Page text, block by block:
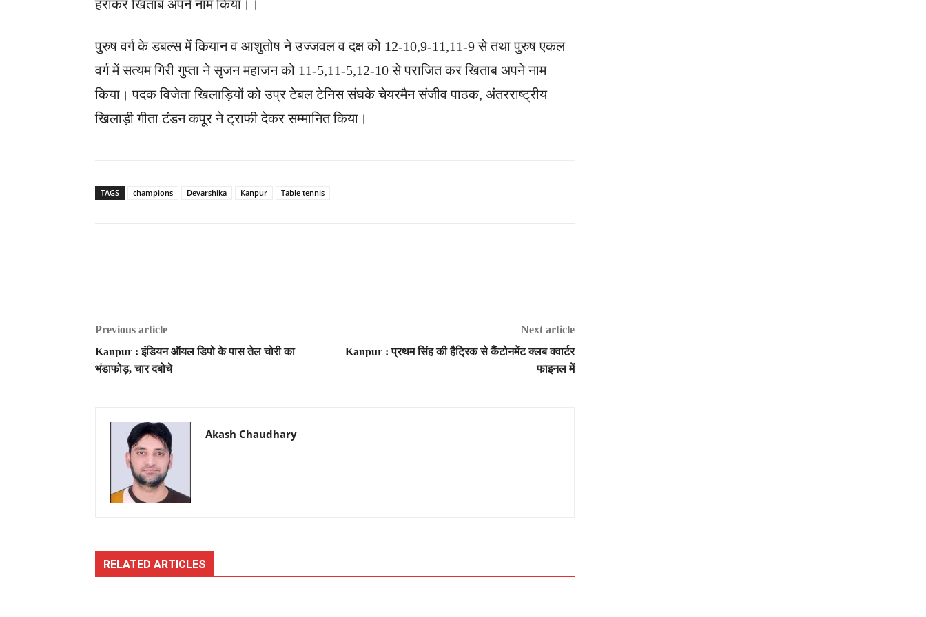
हराकर खिताब अपने नाम किया।।
पुरुष वर्ग के डबल्स में कियान व आशुतोष ने उज्जवल व दक्ष को 12-10,9-11,11-9 से तथा पुरुष एकल
वर्ग में सत्यम गिरी गुप्ता ने सृजन महाजन को 11-5,11-5,12-10 से पराजित कर खिताब अपने नाम
किया। पदक विजेता खिलाड़ियों को उप्र टेबल टेनिस संघके चेयरमैन संजीव पाठक, अंतरराष्ट्रीय
खिलाड़ी गीता टंडन कपूर ने ट्राफी देकर सम्मानित किया।
TAGS champions Devarshika Kanpur Table tennis
Previous article
Kanpur : इंडियन ऑयल डिपो के पास तेल चोरी का
भंडाफोड़, चार दबोचे
Next article
Kanpur : प्रथम सिंह की हैट्रिक से कैंटोनमेंट क्लब क्वार्टर
फाइनल में
Akash Chaudhary
RELATED ARTICLES